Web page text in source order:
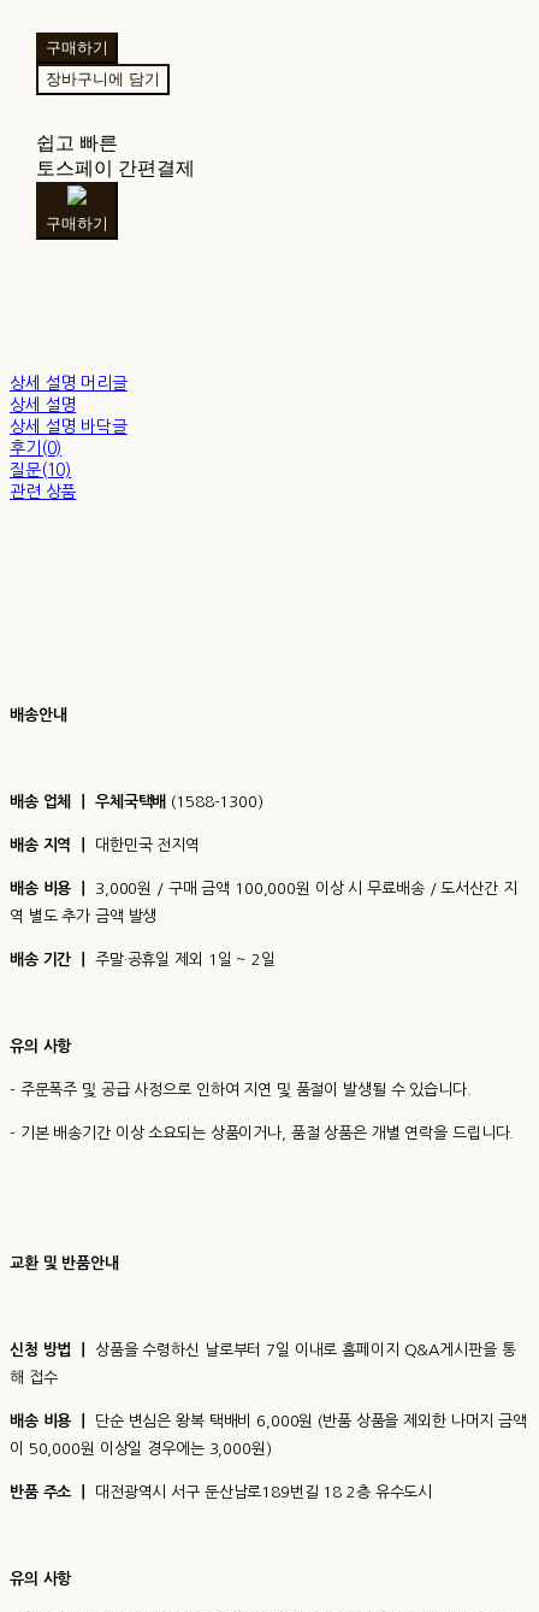
구매하기
장바구니에 담기
쉽고 빠른
토스페이 간편결제
구매하기
상세 설명 머리글
상세 설명
상세 설명 바닥글
후기(0)
질문(10)
관련 상품
배송안내
배송 업체 ㅣ 우체국택배 (1588-1300)
배송 지역 ㅣ 대한민국 전지역
배송 비용 ㅣ 3,000원 / 구매 금액 100,000원 이상 시 무료배송 / 도서산간 지
역 별도 추가 금액 발생
배송 기간 ㅣ 주말·공휴일 제외 1일 ~ 2일
유의 사항
- 주문폭주 및 공급 사정으로 인하여 지연 및 품절이 발생될 수 있습니다.
- 기본 배송기간 이상 소요되는 상품이거나, 품절 상품은 개별 연락을 드립니다.
교환 및 반품안내
신청 방법 ㅣ 상품을 수령하신 날로부터 7일 이내로 홈페이지 Q&A게시판을 통
해 접수
배송 비용 ㅣ
단순 변심은 왕복 택배비 6,000원 (반품 상품을 제외한 나머지 금액
이 50,000원 이상일 경우에는 3,000원)
반품 주소 ㅣ 대전광역시 서구 둔산남로189번길 18 2층 유수도시
유의 사항